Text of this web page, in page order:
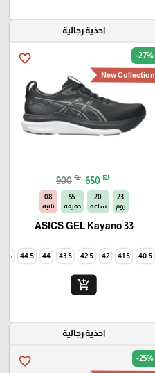
احذية رجالية
favorite_border -27%
New Collection
900 ₪ 650 ₪
23
يوم
20
ساعة
55
دقيقة
07
ثانية
ASICS GEL Kayano 33
40.5
41.5
42
42.5
43.5
44
44.5
45
add_shopping_cart
احذية رجالية
favorite_border -25%